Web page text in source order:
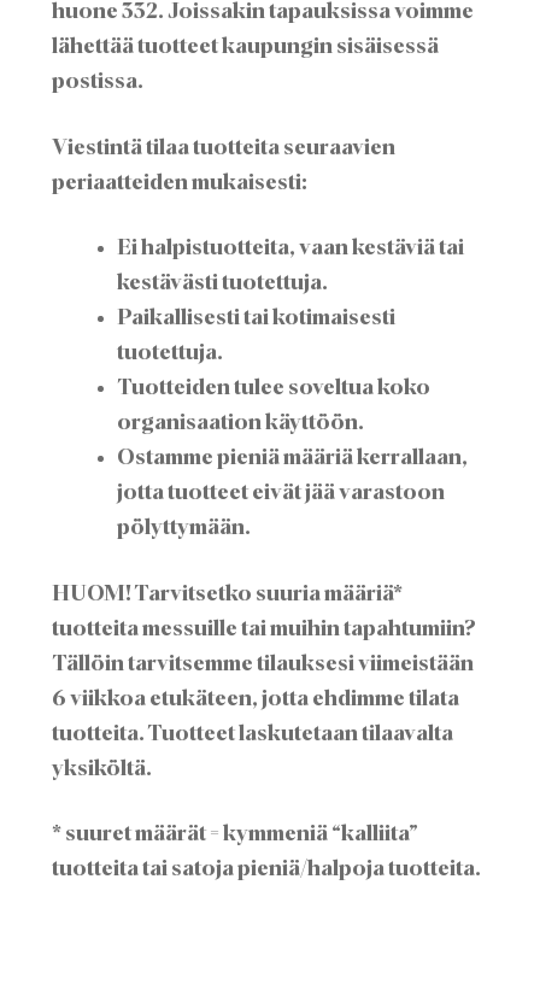
huone 332. Joissakin tapauksissa voimme
lähettää tuotteet kaupungin sisäisessä
postissa.
Viestintä tilaa tuotteita seuraavien
periaatteiden mukaisesti:
Ei halpistuotteita, vaan kestäviä tai
kestävästi tuotettuja.
Paikallisesti tai kotimaisesti
tuotettuja.
Tuotteiden tulee soveltua koko
organisaation käyttöön.
Ostamme pieniä määriä kerrallaan,
jotta tuotteet eivät jää varastoon
pölyttymään.
HUOM! Tarvitsetko suuria määriä*
tuotteita messuille tai muihin tapahtumiin?
Tällöin tarvitsemme tilauksesi viimeistään
6 viikkoa etukäteen, jotta ehdimme tilata
tuotteita. Tuotteet laskutetaan tilaavalta
yksiköltä.
* suuret määrät = kymmeniä “kalliita”
tuotteita tai satoja pieniä/halpoja tuotteita.